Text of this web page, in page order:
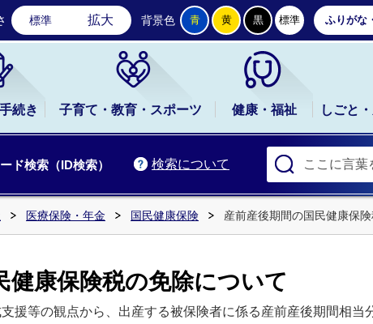
石岡市公式ホームページ
標準 拡大 背景色 青 黄 黒 標準 ふりがな
続き 子育て・教育・スポーツ 健康・福祉 しごと
検索について
ド検索（ID検索）
医療保険・年金 国民健康保険 産前産後期間の国民健康保
健康保険税の免除について
援等の観点から、出産する被保険者に係る産前産後期間相当